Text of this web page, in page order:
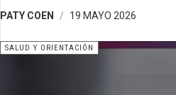
PATY COEN 19 MAYO 2026
SALUD Y ORIENTACIÓN